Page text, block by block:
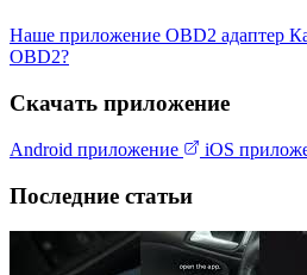
Наше приложение OBD2 адаптер
OBD2?
Скачать приложение
Android приложение iOS
Последние статьи